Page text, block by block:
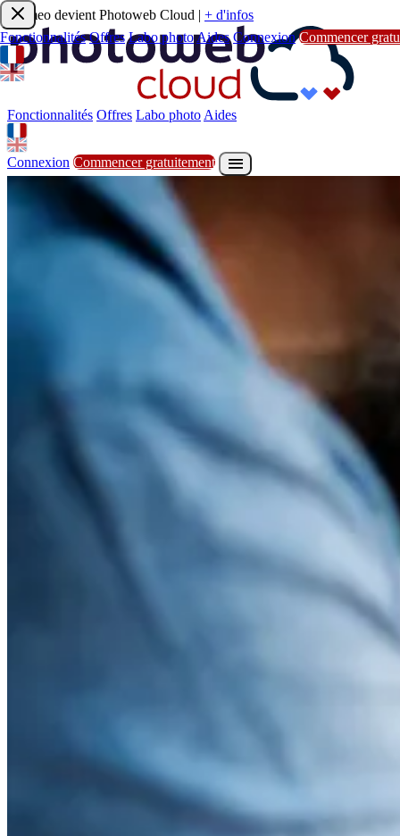
Joomeo devient Photoweb Cloud | + d'infos
Fonctionnalités Offres Labo photo Aides
Connexion Commencer gratuitement 
Fonctionnalités Offres Labo photoAides Connexion Commencer
Fonctionnalités Labo photo
Aides
Commencer gratuitement 